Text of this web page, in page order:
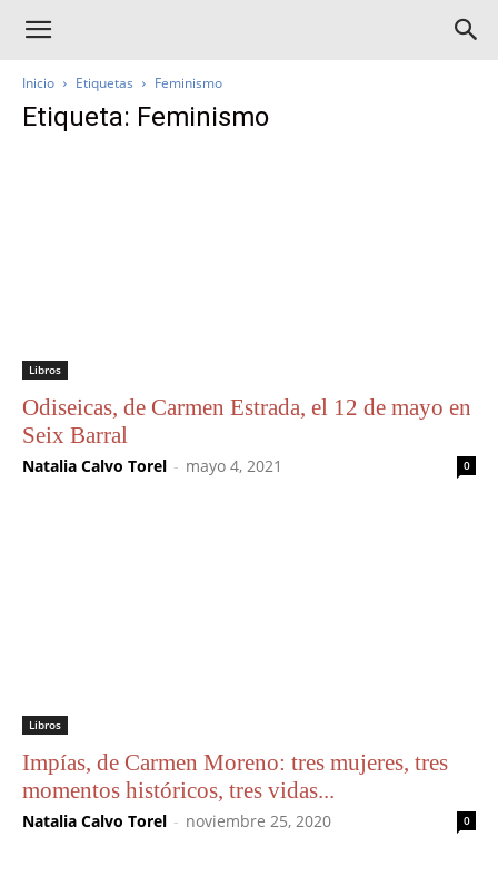
Inicio Etiquetas Feminismo
Etiqueta: Feminismo
Libros
Odiseicas, de Carmen Estrada, el 12 de mayo en
Seix Barral
Natalia Calvo Torel - mayo 4, 2021 0
Libros
Impías, de Carmen Moreno: tres mujeres, tres
momentos históricos, tres vidas...
Natalia Calvo Torel - noviembre 25, 2020 0